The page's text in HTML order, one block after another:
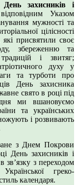
захисників і
Указом
мужності та
цілісності
які присвятили своє
збереженню та
і звитяг;
духу у
та турботи про
День захисника
свято в році під
ми вшановуємо
та українських
і розвивають
з Днем Покрови
День захисників і
звʼязку з переходом
греко-
календаря.